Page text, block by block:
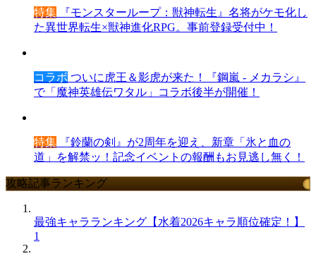
特集 『モンスターループ：獣神転生』名将がケモ化し
た異世界転生×獣神進化RPG。事前登録受付中！
コラボ ついに虎王＆影虎が来た！『鋼嵐 - メカラシ』
で「魔神英雄伝ワタル」コラボ後半が開催！
特集 『鈴蘭の剣』が2周年を迎え、新章「氷と血の
道」を解禁ッ！記念イベントの報酬もお見逃し無く！
攻略記事ランキング
最強キャラランキング【水着2026キャラ順位確定！】
1